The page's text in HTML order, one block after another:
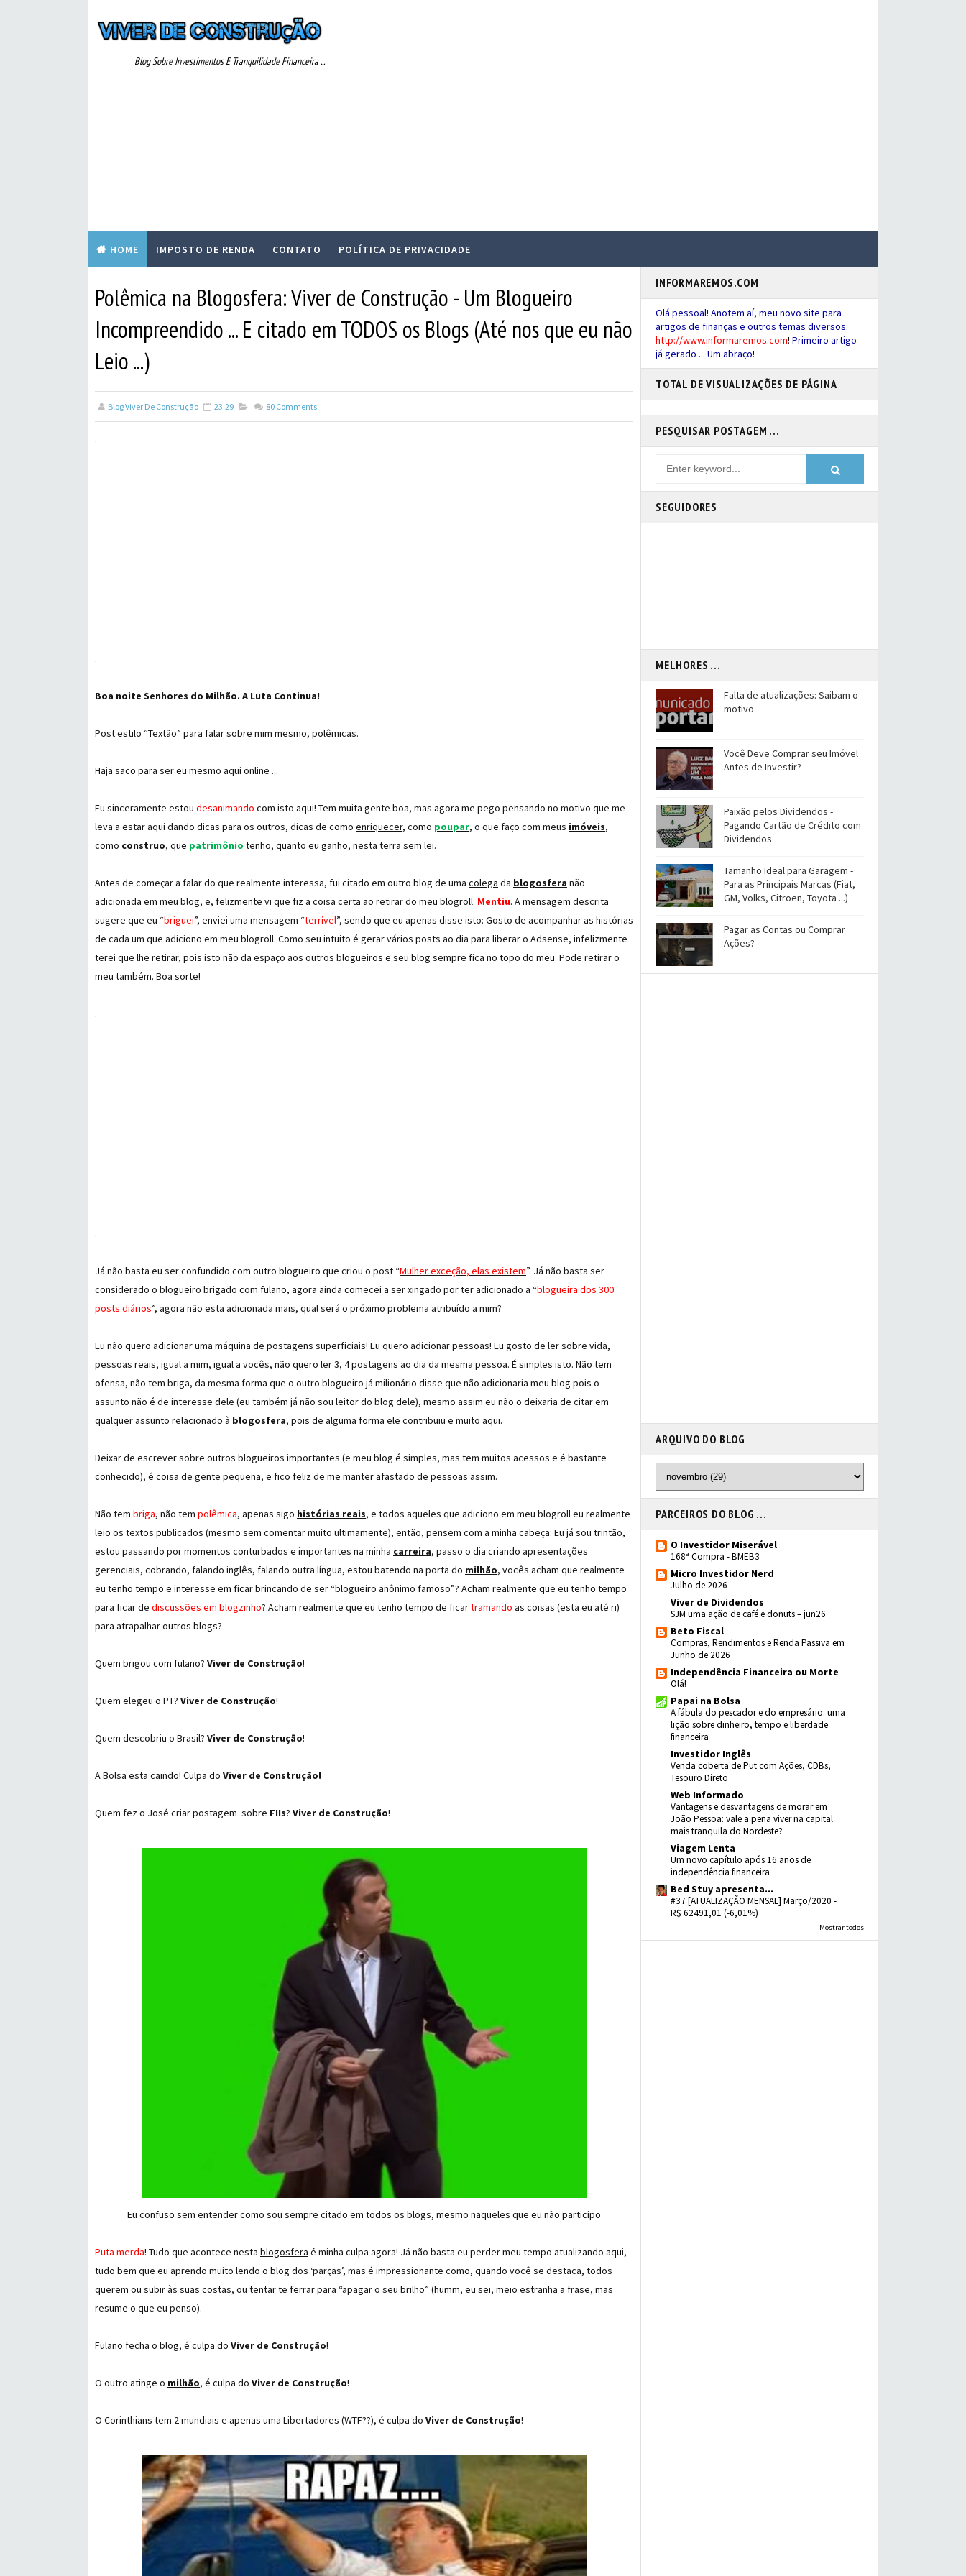
Blog Sobre Investimentos E Tranquilidade Financeira ...
HOME IMPOSTO DE RENDA CONTATO POLÍTICA DE PRIVACIDADE
Polêmica na Blogosfera: Viver de Construção - Um Blogueiro
Incompreendido ... E citado em TODOS os Blogs (Até nos que eu não
Leio ...)
Blog Viver De Construção 23:29 80 Comments
.
.
Boa noite Senhores do Milhão. A Luta Continua!
Post estilo “Textão” para falar sobre mim mesmo, polêmicas.
Haja saco para ser eu mesmo aqui online ...
Eu sinceramente estou desanimando com isto aqui! Tem muita gente boa, mas agora me pego pensando no motivo que me
leva a estar aqui dando dicas para os outros, dicas de como enriquecer, como poupar, o que faço com meus imóveis,
como construo, que patrimônio tenho, quanto eu ganho, nesta terra sem lei.
Antes de começar a falar do que realmente interessa, fui citado em outro blog de uma colega da blogosfera não
adicionada em meu blog, e, felizmente vi que fiz a coisa certa ao retirar do meu blogroll: Mentiu. A mensagem descrita
sugere que eu “briguei”, enviei uma mensagem “terrível”, sendo que eu apenas disse isto: Gosto de acompanhar as histórias
de cada um que adiciono em meu blogroll. Como seu intuito é gerar vários posts ao dia para liberar o Adsense, infelizmente
terei que lhe retirar, pois isto não da espaço aos outros blogueiros e seu blog sempre fica no topo do meu. Pode retirar o
meu também. Boa sorte!
.
.
Já não basta eu ser confundido com outro blogueiro que criou o post “Mulher exceção, elas existem”. Já não basta ser
considerado o blogueiro brigado com fulano, agora ainda comecei a ser xingado por ter adicionado a “blogueira dos 300
posts diários”, agora não esta adicionada mais, qual será o próximo problema atribuído a mim?
Eu não quero adicionar uma máquina de postagens superficiais! Eu quero adicionar pessoas! Eu gosto de ler sobre vida,
pessoas reais, igual a mim, igual a vocês, não quero ler 3, 4 postagens ao dia da mesma pessoa. É simples isto. Não tem
ofensa, não tem briga, da mesma forma que o outro blogueiro já milionário disse que não adicionaria meu blog pois o
assunto não é de interesse dele (eu também já não sou leitor do blog dele), mesmo assim eu não o deixaria de citar em
qualquer assunto relacionado à blogosfera, pois de alguma forma ele contribuiu e muito aqui.
Deixar de escrever sobre outros blogueiros importantes (e meu blog é simples, mas tem muitos acessos e é bastante
conhecido), é coisa de gente pequena, e fico feliz de me manter afastado de pessoas assim.
Não tem briga, não tem polêmica, apenas sigo histórias reais, e todos aqueles que adiciono em meu blogroll eu realmente
leio os textos publicados (mesmo sem comentar muito ultimamente), então, pensem com a minha cabeça: Eu já sou trintão,
estou passando por momentos conturbados e importantes na minha carreira, passo o dia criando apresentações
gerenciais, cobrando, falando inglês, falando outra língua, estou batendo na porta do milhão, vocês acham que realmente
eu tenho tempo e interesse em ficar brincando de ser “blogueiro anônimo famoso”? Acham realmente que eu tenho tempo
para ficar de discussões em blogzinho? Acham realmente que eu tenho tempo de ficartramando as coisas (esta eu até ri)
para atrapalhar outros blogs?
Quem brigou com fulano? Viver de Construção!
Quem elegeu o PT? Viver de Construção!
Quem descobriu o Brasil? Viver de Construção!
A Bolsa esta caindo! Culpa do Viver de Construção!
Quem fez o José criar postagem sobre FIIs? Viver de Construção!
Eu confuso sem entender como sou sempre citado em todos os blogs, mesmo naqueles que eu não participo
Puta merda! Tudo que acontece nesta blogosfera é minha culpa agora! Já não basta eu perder meu tempo atualizando aqui,
tudo bem que eu aprendo muito lendo o blog dos ‘parças’, mas é impressionante como, quando você se destaca, todos
querem ou subir às suas costas, ou tentar te ferrar para “apagar o seu brilho” (humm, eu sei, meio estranha a frase, mas
resume o que eu penso).
Fulano fecha o blog, é culpa do Viver de Construção!
O outro atinge o milhão, é culpa do Viver de Construção!
O Corinthians tem 2 mundiais e apenas uma Libertadores (WTF??), é culpa do Viver de Construção!
INFORMAREMOS.COM
Olá pessoal! Anotem aí, meu novo site para
artigos de finanças e outros temas diversos:
http://www.informaremos.com! Primeiro artigo
já gerado ... Um abraço!
TOTAL DE VISUALIZAÇÕES DE PÁGINA
PESQUISAR POSTAGEM ...
SEGUIDORES
MELHORES ...
Falta de atualizações: Saibam o
motivo.
Você Deve Comprar seu Imóvel
Antes de Investir?
Paixão pelos Dividendos -
Pagando Cartão de Crédito com
Dividendos
Tamanho Ideal para Garagem -
Para as Principais Marcas (Fiat,
GM, Volks, Citroen, Toyota ...)
Pagar as Contas ou Comprar
Ações?
ARQUIVO DO BLOG
PARCEIROS DO BLOG ...
O Investidor Miserável
168ª Compra - BMEB3
Micro Investidor Nerd
Julho de 2026
Viver de Dividendos
SJM uma ação de café e donuts – jun26
Beto Fiscal
Compras, Rendimentos e Renda Passiva em
Junho de 2026
Independência Financeira ou Morte
Olá!
Papai na Bolsa
A fábula do pescador e do empresário: uma
lição sobre dinheiro, tempo e liberdade
financeira
Investidor Inglês
Venda coberta de Put com Ações, CDBs,
Tesouro Direto
Web Informado
Vantagens e desvantagens de morar em
João Pessoa: vale a pena viver na capital
mais tranquila do Nordeste?
Viagem Lenta
Um novo capítulo após 16 anos de
independência financeira
Bed Stuy apresenta...
#37 [ATUALIZAÇÃO MENSAL] Março/2020 -
R$ 62491,01 (-6,01%)
Mostrar todos